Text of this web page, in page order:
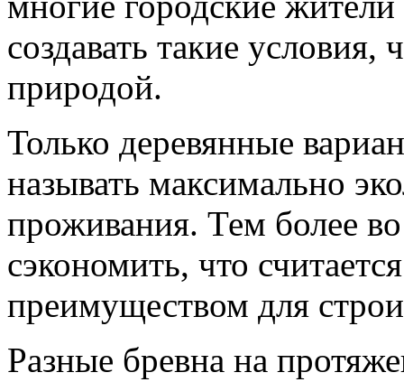
создавать такие
природой.
Только деревянные
называть максимально
проживания. Тем более
сэкономить, что
преимуществом для
Разные бревна на